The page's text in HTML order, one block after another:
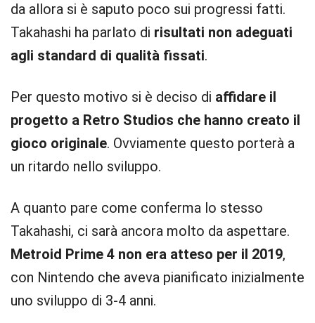
da allora si è saputo poco sui progressi fatti.
Takahashi ha parlato di risultati non adeguati
agli standard di qualità fissati.
Per questo motivo si è deciso di affidare il
progetto a Retro Studios che hanno creato il
gioco originale. Ovviamente questo porterà a
un ritardo nello sviluppo.
A quanto pare come conferma lo stesso
Takahashi, ci sarà ancora molto da aspettare.
Metroid Prime 4 non era atteso per il 2019,
con Nintendo che aveva pianificato inizialmente
uno sviluppo di 3-4 anni.